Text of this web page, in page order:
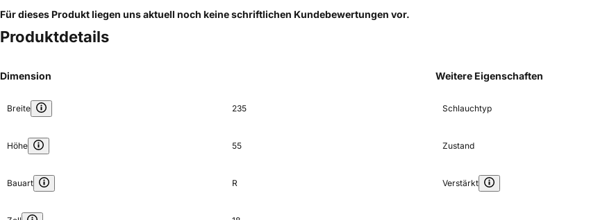
Für dieses Produkt liegen uns aktuell noch keine schriftlichen Kundebewertungen vor.
Produktdetails
Dimension
Breite 235
Höhe 55
Bauart R
Weitere Eigenschaften
Schlauchtyp
Zustand
Verstärkt